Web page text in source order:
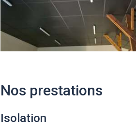
Nos prestations
Isolation